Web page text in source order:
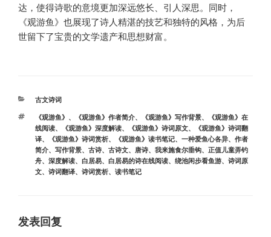
达，使得诗歌的意境更加深远悠长、引人深思。同时，
《观游鱼》也展现了诗人精湛的技艺和独特的风格，为后
世留下了宝贵的文学遗产和思想财富。
分
古文诗词
标
签
《观游鱼》 、 《观游鱼》作者简介、 《观游鱼》写作背景、
《观游鱼》在
线阅读、 《观游鱼》深度解读、 《观游鱼》诗词原文、
《观游鱼》诗词翻
译、 《观游鱼》诗词赏析、 《观游鱼》读书笔记、 一种爱鱼心各异、 作者
简介、 写作背景、 古诗、 古诗文、 唐诗、 我来施食尔垂钩、 正值儿童弄钓
舟、 深度解读、 白居易、 白居易的诗在线阅读、 绕池闲步看鱼游、 诗词原
文、 诗词翻译、 诗词赏析、 读书笔记
发表回复